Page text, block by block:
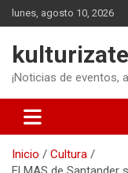
Saltar
al
lunes, agosto 10, 2026
kulturizate
¡Noticias de eventos,
Inicio
Cultura